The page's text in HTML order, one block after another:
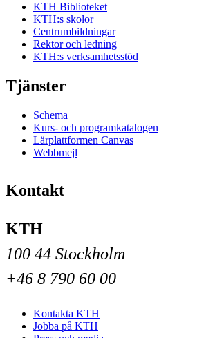
KTH Biblioteket
KTH:s skolor
Centrumbildningar
Rektor och ledning
KTH:s verksamhetsstöd
Tjänster
Schema
Kurs- och programkatalogen
Lärplattformen Canvas
Webbmejl
Kontakt
KTH
100 44 Stockholm
+46 8 790 60 00
Kontakta KTH
Jobba på KTH